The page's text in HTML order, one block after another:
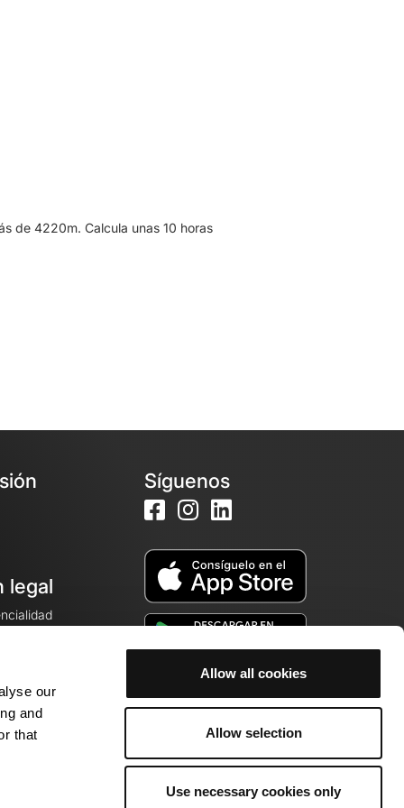
our
and
that
Allow all cookies
Allow selection
Use necessary cookies only
de 4220m. Calcula unas 10 horas
legal
Síguenos